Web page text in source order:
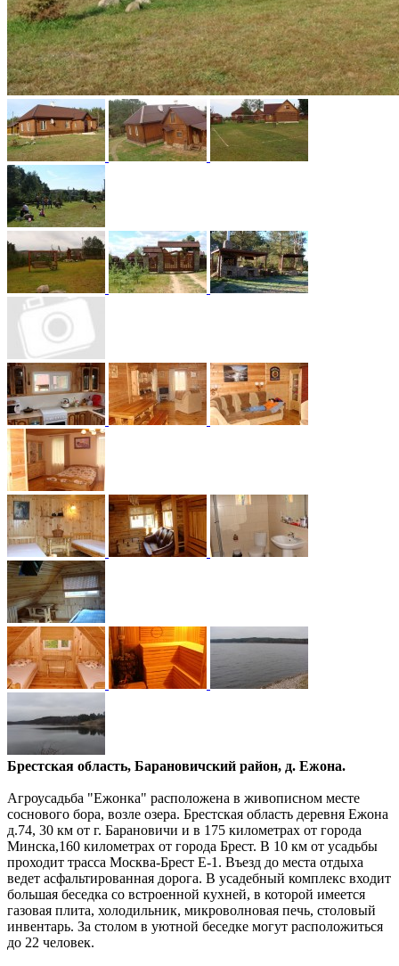
Брестская область, Барановичский район, д. Ежона.
Агроусадьба "Ежонка" расположена в живописном месте
соснового бора, возле озера. Брестская область деревня Ежона
д.74, 30 км от г. Барановичи и в 175 километрах от города
Минска,160 километрах от города Брест. В 10 км от усадьбы
проходит трасса Москва-Брест Е-1. Въезд до места отдыха
ведет асфальтированная дорога. В усадебный комплекс входит
большая беседка со встроенной кухней, в которой имеется
газовая плита, холодильник, микроволновая печь, столовый
инвентарь. За столом в уютной беседке могут расположиться
до 22 человек.